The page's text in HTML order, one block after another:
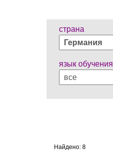
страна
язык обучения
Найдено: 8